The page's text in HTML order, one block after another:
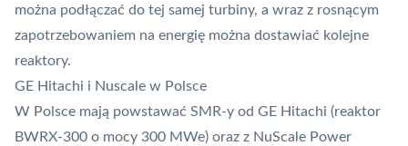
można podłączać do tej samej turbiny, a wraz z rosnącym
zapotrzebowaniem na energię można dostawiać kolejne
reaktory.
GE Hitachi i Nuscale w Polsce
W Polsce mają powstawać SMR-y od GE Hitachi (reaktor
BWRX-300 o mocy 300 MWe) oraz z NuScale Power